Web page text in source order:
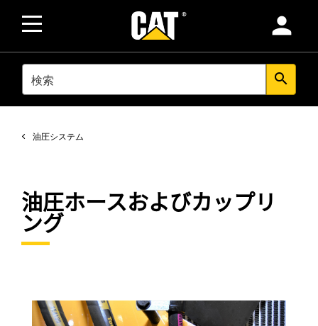
person
SEARCH search
油圧システム
油圧ホースおよびカップリ
ング